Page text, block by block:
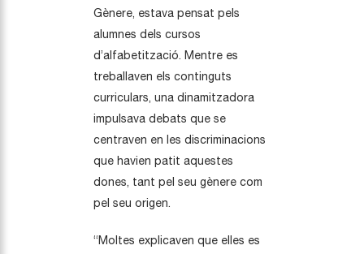
Gènere, estava pensat pels
alumnes dels cursos
d’alfabetització. Mentre es
treballaven els continguts
curriculars, una dinamitzadora
impulsava debats que se
centraven en les discriminacions
que havien patit aquestes
dones, tant pel seu gènere com
pel seu origen.
“Moltes explicaven que elles es